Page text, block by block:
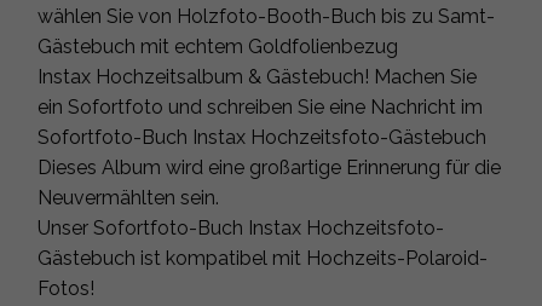
wählen Sie von Holzfoto-Booth-Buch bis zu Samt-
Gästebuch mit echtem Goldfolienbezug
Instax Hochzeitsalbum & Gästebuch! Machen Sie
ein Sofortfoto und schreiben Sie eine Nachricht im
Sofortfoto-Buch Instax Hochzeitsfoto-Gästebuch
Dieses Album wird eine großartige Erinnerung für die
Neuvermählten sein.
Unser Sofortfoto-Buch Instax Hochzeitsfoto-
Gästebuch ist kompatibel mit Hochzeits-Polaroid-
Fotos!